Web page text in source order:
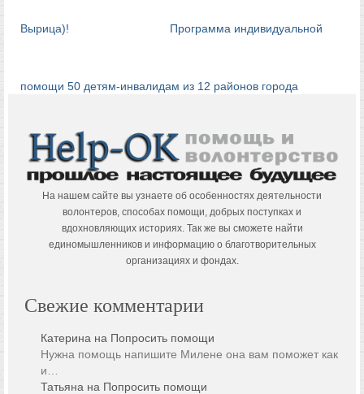
Вырица)! Программа индивидуальной
помощи 50 детям-инвалидам из 12 районов города
На нашем сайте вы узнаете об особенностях деятельности
волонтеров, способах помощи, добрых поступках и
вдохновляющих историях. Так же вы сможете найти
единомышленников и информацию о благотворительных
организациях и фондах.
Свежие комментарии
Катерина на Попросить помощи
Нужна помощь напишите Милене она вам поможет как
и…
Татьяна на Попросить помощи